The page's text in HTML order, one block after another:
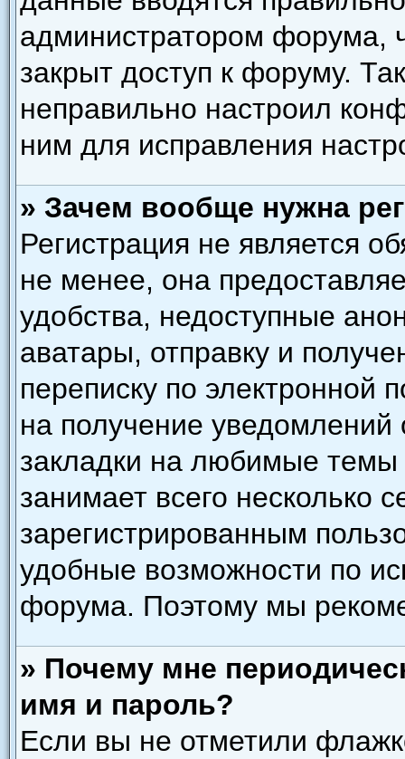
администратором форума,
закрыт доступ к форуму.
неправильно настроил
ним для исправления
» Зачем вообще нужна
Регистрация не является
не менее, она
удобства, недоступные
аватары, отправку и
переписку по электронной
на получение
закладки на любимые темы
занимает всего несколько
зарегистрированным
удобные возможности по
форума. Поэтому мы
» Почему мне
имя и пароль?
Если вы не отметили